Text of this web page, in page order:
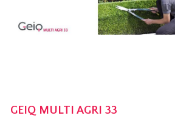
GEIQ MULTI AGRI 33